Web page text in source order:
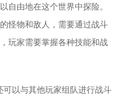
自由地在这个世界中探险。
怪物和敌人，需要通过战斗
玩家需要掌握各种技能和战
以与其他玩家组队进行战斗